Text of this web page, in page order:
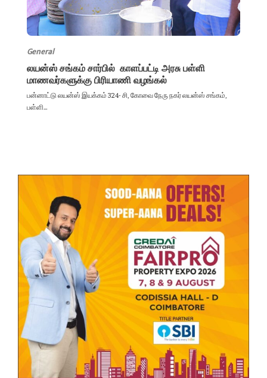
General
லயன்ஸ் சங்கம் சார்பில் காளப்பட்டி அரசு பள்ளி
மாணவர்களுக்கு பிரியாணி வழங்கல்
பன்னாட்டு லயன்ஸ் இயக்கம் 324- சி, கோவை நேரு நகர் லயன்ஸ் சங்கம்,
பள்ளி...